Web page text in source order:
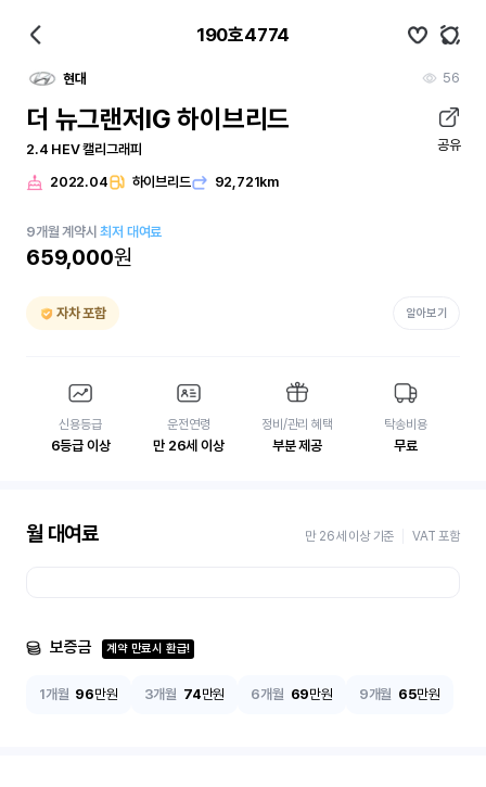
190호4774
현대 56
더 뉴그랜저IG 하이브리드
2.4 HEV 캘리그래피 공유
2022.04 하이브리드 92,721km
9개월 계약시최저 대여료
659,000원
자차 포함 알아보기
신용등급
6등급 이상
운전연령
만 26세 이상
정비/관리 혜택
부분 제공
탁송비용
무료
월 대여료 만 26세 이상 기준 VAT 포함
보증금 계약 만료시 환급!
1개월 96만원 3개월 74만원 6개월 69만원 9개월 65만원